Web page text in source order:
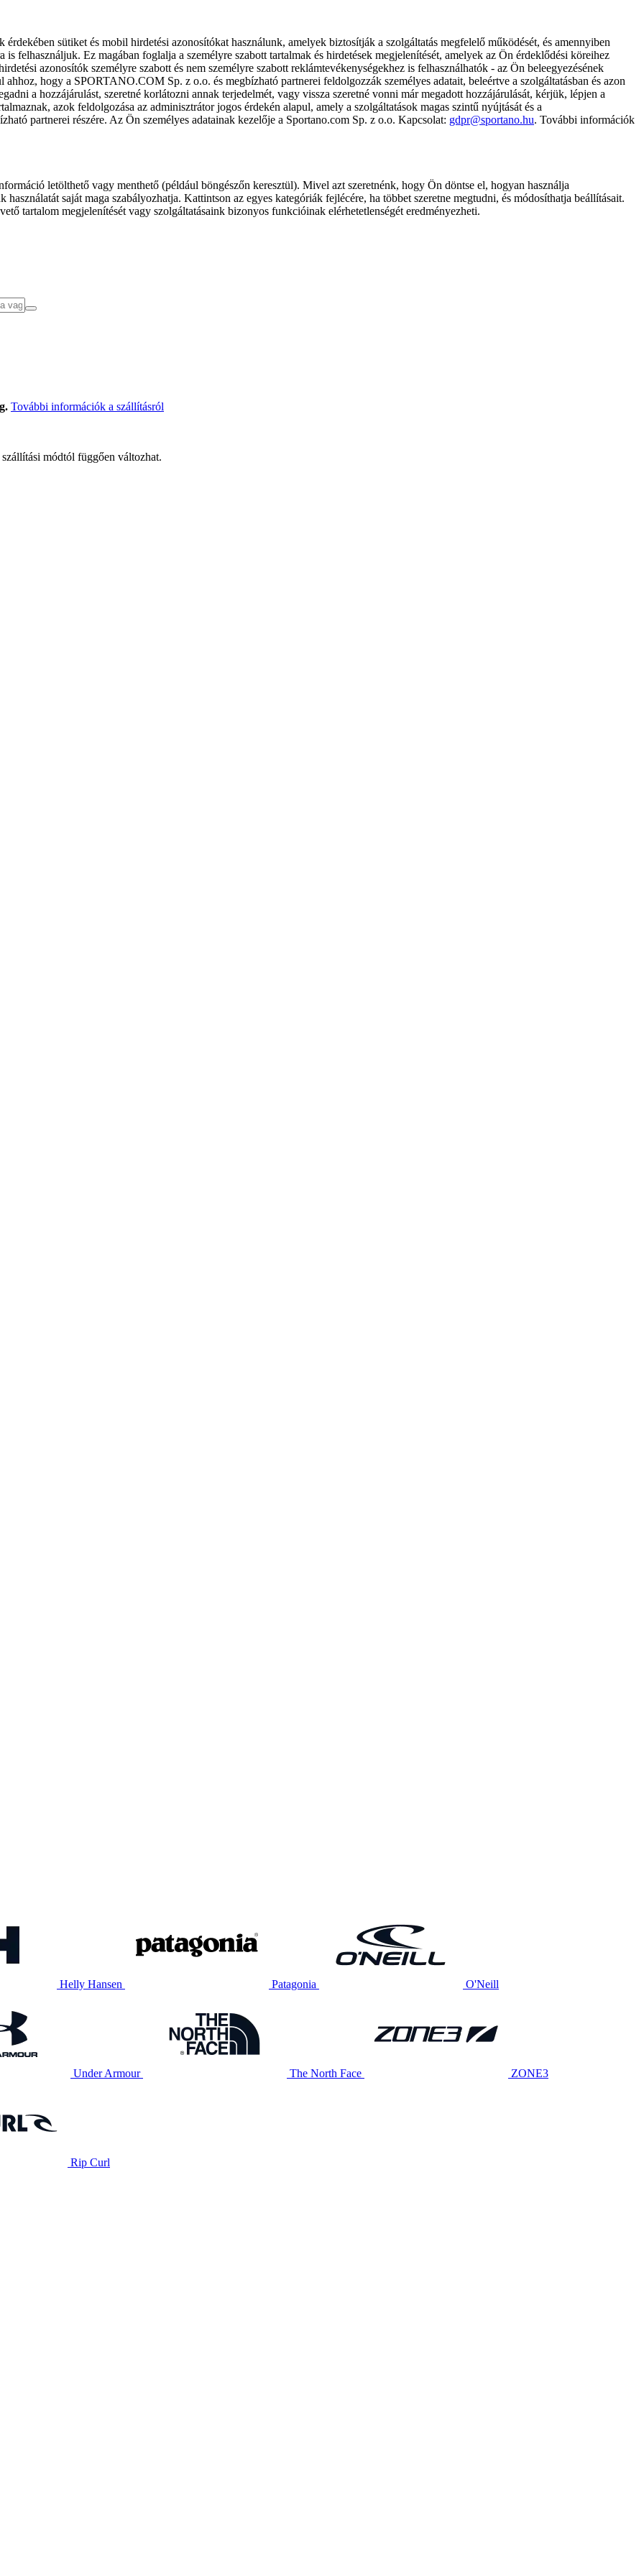
sütiket és mobil hirdetési azonosítókat használunk, amelyek biztosítják a szolgáltatás megfelelő működését, és amennyiben
is felhasználjuk. Ez magában foglalja a személyre szabott tartalmak és hirdetések megjelenítését, amelyek az Ön érdeklődési köreihez
azonosítók személyre szabott és nem személyre szabott reklámtevékenységekhez is felhasználhatók - az Ön beleegyezésének
hogy a SPORTANO.COM Sp. z o.o. és megbízható partnerei feldolgozzák személyes adatait, beleértve a szolgáltatásban és azon
a hozzájárulást, szeretné korlátozni annak terjedelmét, vagy vissza szeretné vonni már megadott hozzájárulását, kérjük, lépjen a
azok feldolgozása az adminisztrátor jogos érdekén alapul, amely a szolgáltatások magas szintű nyújtását és a
partnerei részére. Az Ön személyes adatainak kezelője a Sportano.com Sp. z o.o. Kapcsolat: gdpr@sportano.hu. További információk
letölthető vagy menthető (például böngészőn keresztül). Mivel azt szeretnénk, hogy Ön döntse el, hogyan használja
saját maga szabályozhatja. Kattintson az egyes kategóriák fejlécére, ha többet szeretne megtudni, és módosíthatja beállításait.
tartalom megjelenítését vagy szolgáltatásaink bizonyos funkcióinak elérhetetlenségét eredményezheti.
További információk a szállításról
módtól függően változhat.
Helly Hansen Patagonia O'Neill
Under Armour The North Face ZONE3
Rip Curl